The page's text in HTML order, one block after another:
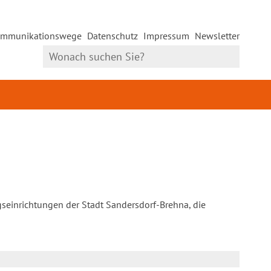
Datenschutz Impressum Newsletter
der Stadt Sandersdorf-Brehna, die